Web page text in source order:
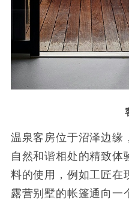
温泉客房位于沼泽边缘
自然和谐相处的精致体
料的使用，例如工匠在
露营别墅的帐篷通向一